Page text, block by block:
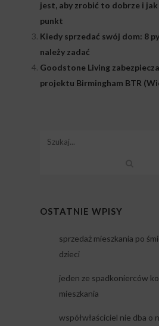
jest, aby zrobić to dobrze i
punkt
Kiedy sprzedać swój dom: 8
należy zadać
Goodstone Living
projektu Birmingham BTR
OSTATNIE WPISY
sprzedaż mieszkania po
dzieci
jeden ze spadkonierców
mieszkania
współwłaściciel nie dba o